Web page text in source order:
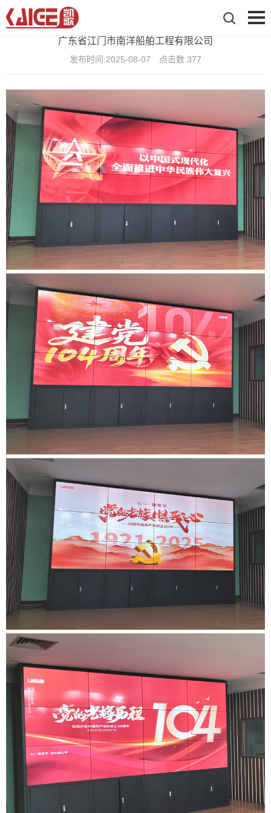
广东省江门市南洋船舶工程有限公司
发布时间:2025-08-07 点击数:377